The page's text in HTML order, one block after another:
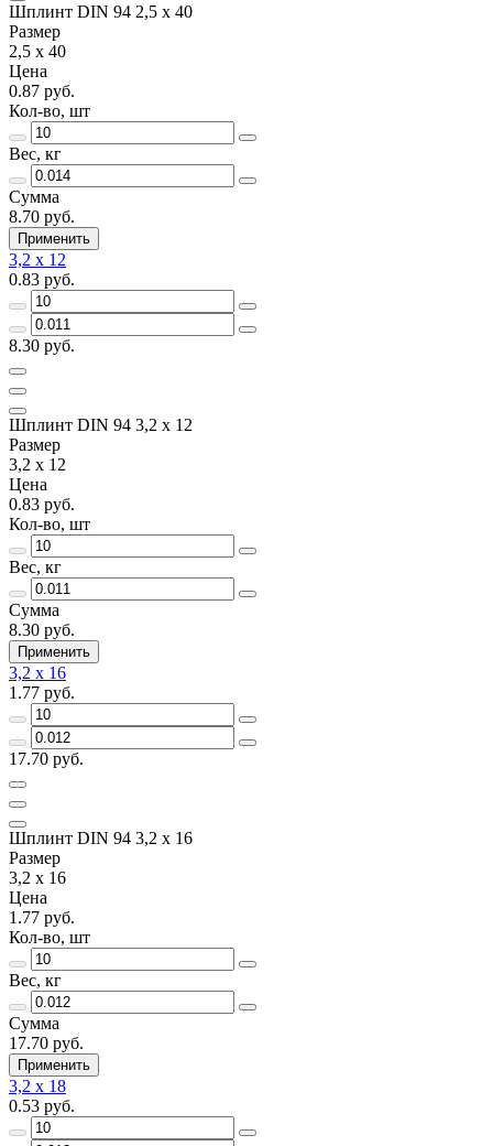
Шплинт DIN 94 2,5 x 40
Размер
2,5 x 40
Цена
0.87 руб.
Кол-во, шт
Вес, кг
Сумма
8.70 руб.
Применить
3,2 x 12
0.83 руб.
8.30 руб.
Шплинт DIN 94 3,2 x 12
Размер
3,2 x 12
Цена
0.83 руб.
Кол-во, шт
Вес, кг
Сумма
8.30 руб.
Применить
3,2 x 16
1.77 руб.
17.70 руб.
Шплинт DIN 94 3,2 x 16
Размер
3,2 x 16
Цена
1.77 руб.
Кол-во, шт
Вес, кг
Сумма
17.70 руб.
Применить
3,2 x 18
0.53 руб.